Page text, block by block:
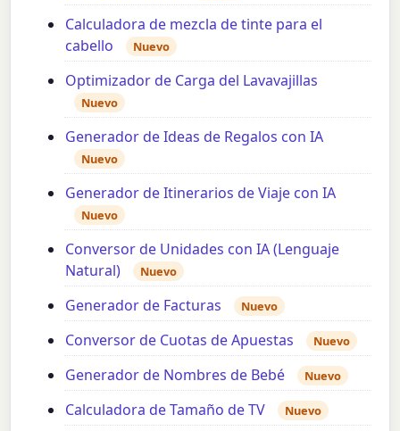
Calculadora de mezcla de tinte para el
cabello
Nuevo
Optimizador de Carga del Lavavajillas
Nuevo
Generador de Ideas de Regalos con IA
Nuevo
Generador de Itinerarios de Viaje con IA
Nuevo
Conversor de Unidades con IA (Lenguaje
Natural)
Nuevo
Generador de Facturas Nuevo
Conversor de Cuotas de Apuestas Nuevo
Generador de Nombres de Bebé Nuevo
Calculadora de Tamaño de TV Nuevo